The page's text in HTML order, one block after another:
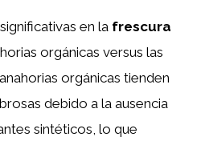
en la frescura
orgánicas versus las
orgánicas tienden
debido a la ausencia
sintéticos, lo que